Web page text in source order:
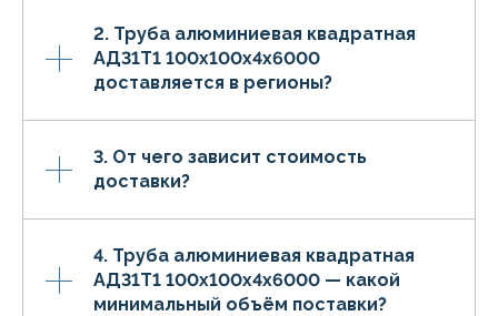
2. Труба алюминиевая квадратная
АД31Т1 100х100х4х6000
доставляется в регионы?
3. От чего зависит стоимость
доставки?
4. Труба алюминиевая квадратная
АД31Т1 100х100х4х6000 — какой
минимальный объём поставки?